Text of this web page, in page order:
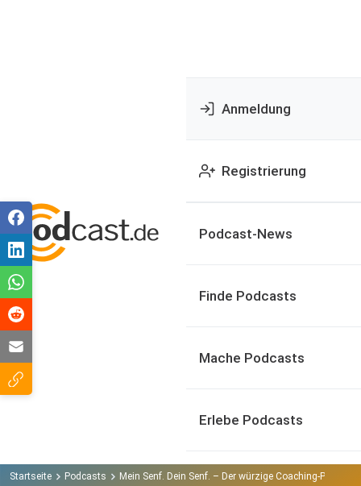
Anmeldung
Registrierung
Podcast-News
Finde Podcasts
Mache Podcasts
Erlebe Podcasts
Startseite Podcasts Mein Senf. Dein Senf. – Der würzige Coaching-